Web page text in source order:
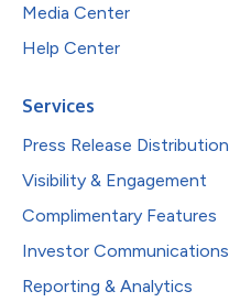
Media Center
Help Center
Services
Press Release Distribution
Visibility & Engagement
Complimentary Features
Investor Communications
Reporting & Analytics